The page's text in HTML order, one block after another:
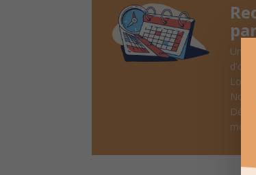
Une
d'oeil
Noël,